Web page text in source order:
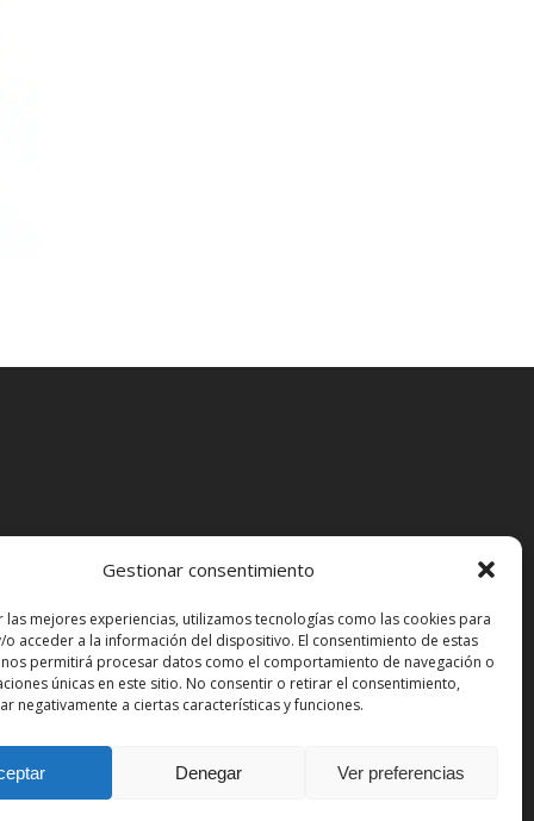
Gestionar consentimiento
las mejores experiencias, utilizamos tecnologías como las cookies para
o acceder a la información del dispositivo. El consentimiento de estas
permitirá procesar datos como el comportamiento de navegación o
únicas en este sitio. No consentir o retirar el consentimiento,
negativamente a ciertas características y funciones.
Denegar Ver preferencias